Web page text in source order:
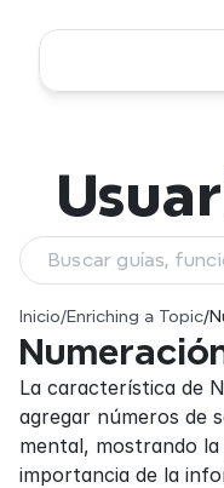
Inicio/Enriching a Topic/
La característica de
agregar números de
mental, mostrando
importancia de la
Buscar guías,